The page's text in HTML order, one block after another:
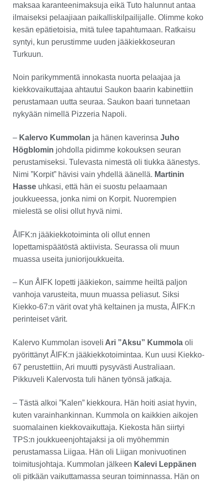
maksaa karanteenimaksuja eikä Tuto halunnut antaa
ilmaiseksi pelaajiaan paikalliskilpailijalle. Olimme koko
kesän epätietoisia, mitä tulee tapahtumaan. Ratkaisu
syntyi, kun perustimme uuden jääkiekkoseuran
Turkuun.
Noin parikymmentä innokasta nuorta pelaajaa ja
kiekkovaikuttajaa ahtautui Saukon baarin kabinettiin
perustamaan uutta seuraa. Saukon baari tunnetaan
nykyään nimellä Pizzeria Napoli.
– Kalervo Kummolan ja hänen kaverinsa Juho
Högblomin johdolla pidimme kokouksen seuran
perustamiseksi. Tulevasta nimestä oli tiukka äänestys.
Nimi ”Korpit” hävisi vain yhdellä äänellä. Martinin
Hasse uhkasi, että hän ei suostu pelaamaan
joukkueessa, jonka nimi on Korpit. Nuorempien
mielestä se olisi ollut hyvä nimi.
ÅIFK:n jääkiekkotoiminta oli ollut ennen
lopettamispäätöstä aktiivista. Seurassa oli muun
muassa useita juniorijoukkueita.
– Kun ÅIFK lopetti jääkiekon, saimme heiltä paljon
vanhoja varusteita, muun muassa peliasut. Siksi
Kiekko-67:n värit ovat yhä keltainen ja musta, ÅIFK:n
perinteiset värit.
Kalervo Kummolan isoveli Ari ”Aksu” Kummola oli
pyörittänyt ÅIFK:n jääkiekkotoimintaa. Kun uusi Kiekko-
67 perustettiin, Ari muutti pysyvästi Australiaan.
Pikkuveli Kalervosta tuli hänen työnsä jatkaja.
– Tästä alkoi ”Kalen” kiekkoura. Hän hoiti asiat hyvin,
kuten varainhankinnan. Kummola on kaikkien aikojen
suomalainen kiekkovaikuttaja. Kiekosta hän siirtyi
TPS:n joukkueenjohtajaksi ja oli myöhemmin
perustamassa Liigaa. Hän oli Liigan monivuotinen
toimitusjohtaja. Kummolan jälkeen Kalevi Leppänen
oli pitkään vaikuttamassa seuran toiminnassa. Hän on